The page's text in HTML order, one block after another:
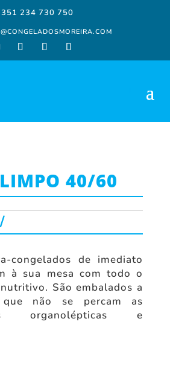
234 730 750
40/60
congelados de imediato
à sua mesa com todo o
São embalados a
não se percam as
organolépticas e